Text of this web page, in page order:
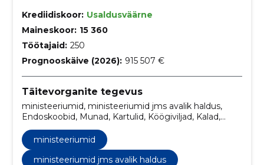
Krediidiskoor: Usaldusväärne
Maineskoor: 15 360
Töötajaid: 250
Prognooskäive (2026): 915 507 €
Täitevorganite tegevus
ministeeriumid, ministeeriumid jms avalik haldus,
Endoskoobid, Munad, Kartulid, Köögiviljad, Kalad,
kalafileed ja muu kalaliha
ministeeriumid
ministeeriumid jms avalik haldus